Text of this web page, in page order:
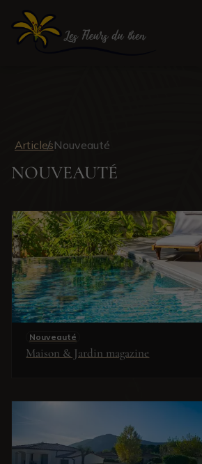
ArticlesNouveauté
NOUVEAUTÉ
Nouveauté
Maison & Jardin magazine